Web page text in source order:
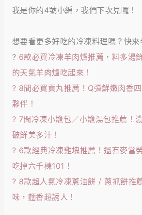
我是你的4號小編，我們下次見囉！
想要看更多好吃的冷凍料理嗎？快來
? 6款必買冷凍羊肉爐推薦，料多湯
的天氣羊肉爐吃起來！
? 8間必買貢丸推薦！Q彈鮮嫩肉香
夥伴！
? 7間冷凍小籠包／小籠湯包推薦！
破鮮美多汁！
? 6款經典冷凍雞塊推薦！還有麥當
吃掉六千棟101！
? 8款超人氣冷凍蔥油餅 / 蔥抓餅推
味，麵香超誘人！